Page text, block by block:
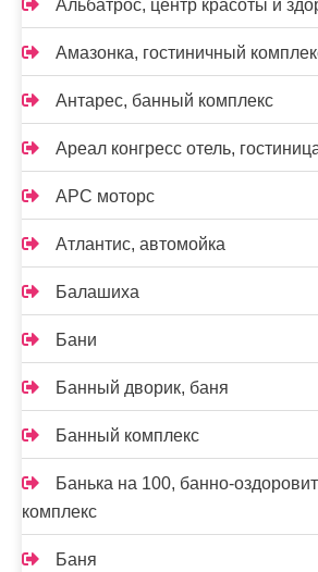
Альбатрос, центр красоты и
Амазонка, гостиничный
Антарес, банный комплекс
Ареал конгресс отель,
АРС моторс
Атлантис, автомойка
Балашиха
Бани
Банный дворик, баня
Банный комплекс
Банька на 100, банно-
комплекс
Баня